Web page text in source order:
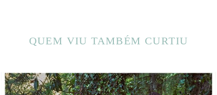
QUEM VIU TAMBÉM CURTIU